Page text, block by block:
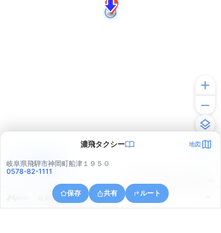
濃飛タクシー 地図
岐阜県飛騨市神岡町船津１９５０
0578-82-1111
保存 共有 ルート
岐阜県飛騨市神岡町船津
アプリで見る